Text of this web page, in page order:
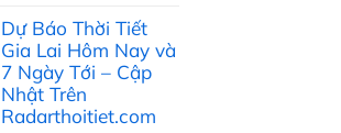
nhanh
Công
Dự Báo Thời Tiết
Gia Lai Hôm Nay và
7 Ngày Tới – Cập
Nhật Trên
Radarthoitiet.com